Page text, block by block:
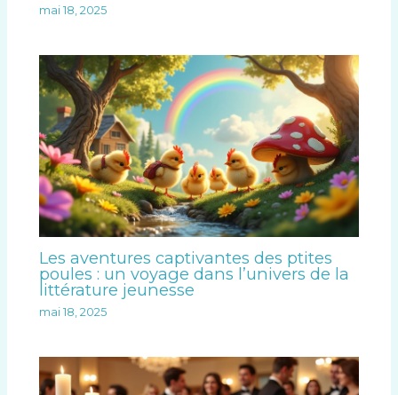
mai 18, 2025
Les aventures captivantes des ptites
poules : un voyage dans l’univers de la
littérature jeunesse
mai 18, 2025